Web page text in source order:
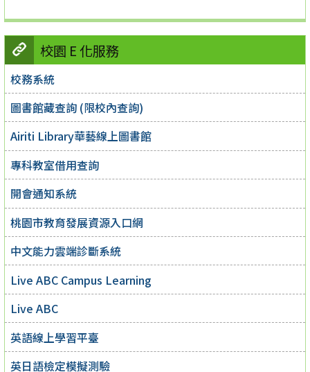
校園 E 化服務
校務系統
圖書館藏查詢 (限校內查詢)
Airiti Library華藝線上圖書館
專科教室借用查詢
開會通知系統
桃園市教育發展資源入口網
中文能力雲端診斷系統
Live ABC Campus Learning
Live ABC
英語線上學習平臺
英日語檢定模擬測驗